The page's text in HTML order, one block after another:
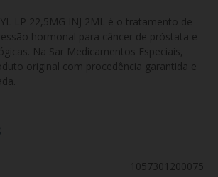
LP 22,5MG INJ 2ML é o tratamento de
hormonal para câncer de próstata e
Na Sar Medicamentos Especiais,
original com procedência garantida e
1057301200075